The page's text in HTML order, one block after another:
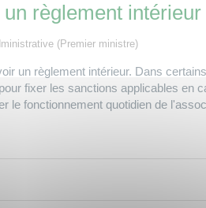
règlement intérieur
(Premier ministre)
un règlement intérieur. Dans
fixer les sanctions applicables
le fonctionnement quotidien de